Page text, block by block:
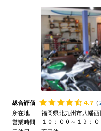
総合評価 4.7 (
所在地
福岡県北九州市八幡
営業時間
１０：００～１９：０